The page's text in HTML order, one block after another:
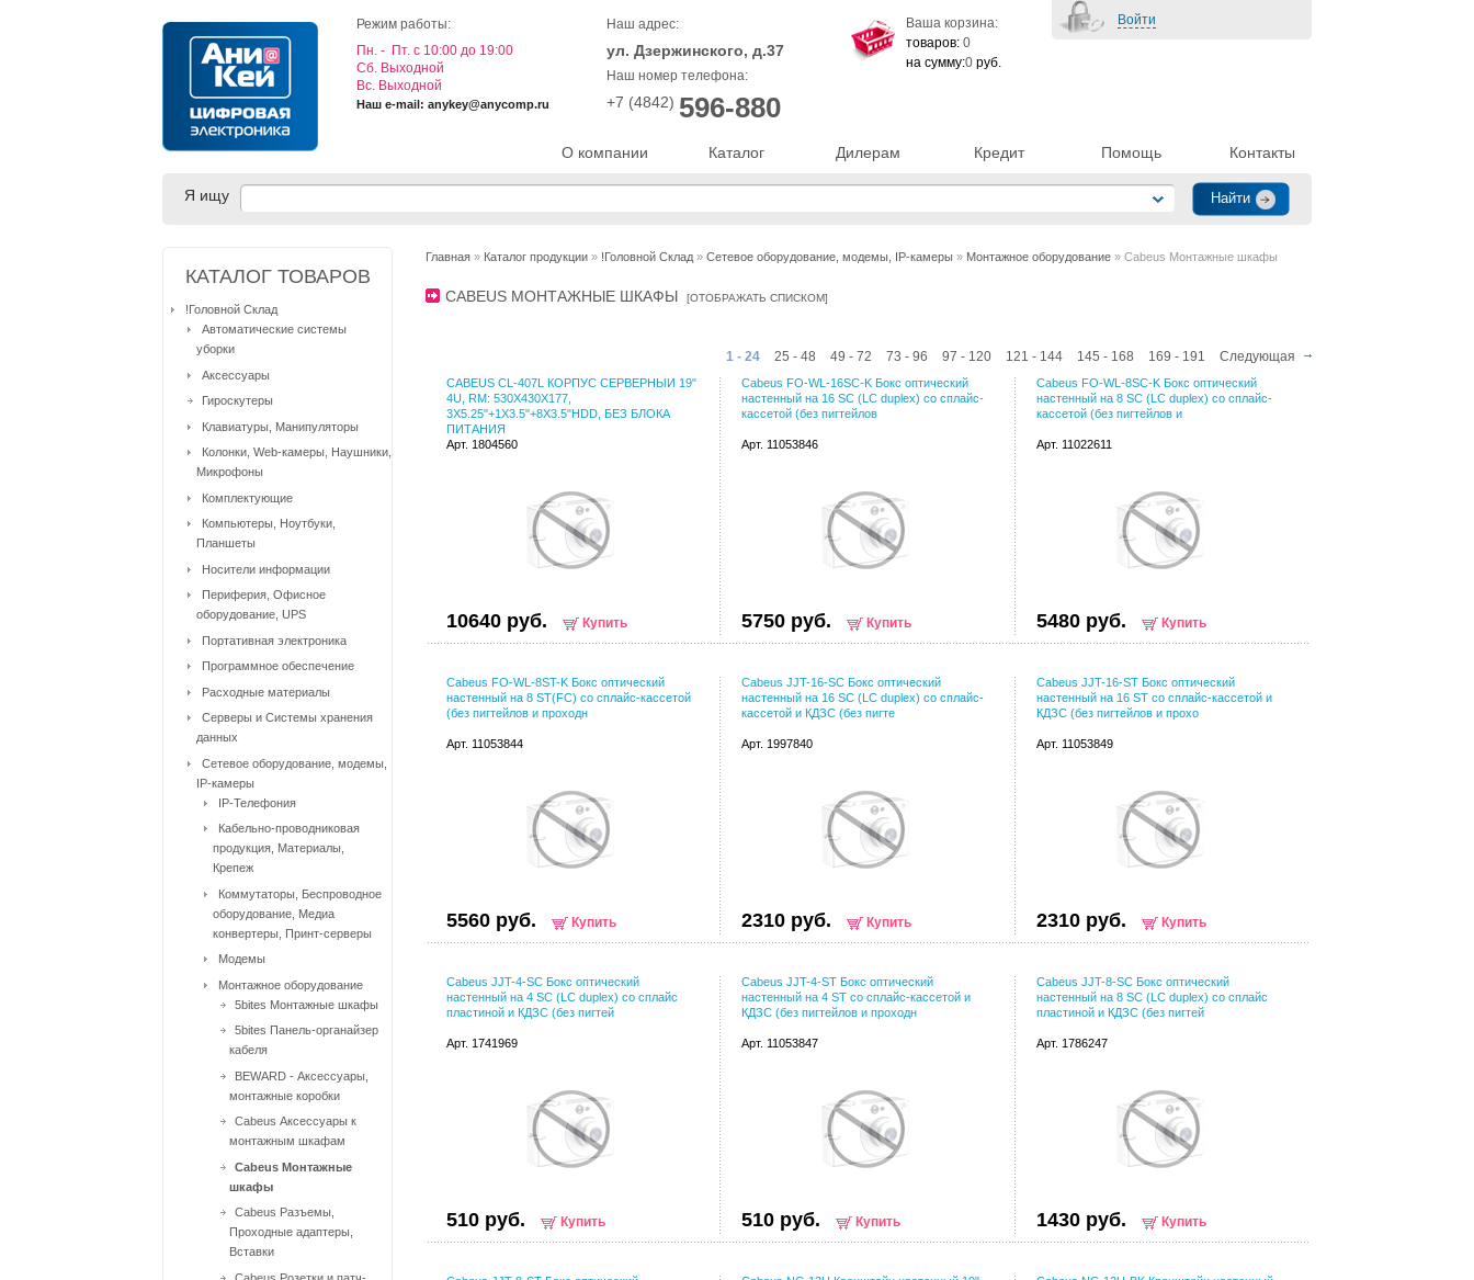
О компании Каталог Дилерам Кредит Помощь Контакты
Режим работы:
Пн. - Пт. с 10:00 до 19:00
Cб. Выходной
Вс. Выходной
Наш e-mail: anykey@anycomp.ru
Наш адрес:
ул. Дзержинского, д.37
Наш номер телефона:
+7 (4842) 596-880
Войти
Ваша корзина:
товаров: 0
на сумму:0 руб.
Я ищу
Главная » Каталог продукции » !Головной Склад » Сетевое оборудование, модемы, IP-камеры » Монтажное оборудование » Cabeus Монтажные шкафы
CABEUS МОНТАЖНЫЕ ШКАФЫ [ОТОБРАЖАТЬ СПИСКОМ]
1 - 24 25 - 48 49 - 72 73 - 96 97 - 120 121 - 144 145 - 168 169 - 191 Следующая
CABEUS CL-407L КОРПУС СЕРВЕРНЫЙ 19"
4U, RM: 530X430X177,
3X5.25"+1X3.5"+8X3.5"HDD, БЕЗ БЛОКА
ПИТАНИЯ
Арт. 1804560
10640 руб. Купить
Cabeus FO-WL-16SC-K Бокс оптический
настенный на 16 SC (LC duplex) со сплайс-
кассетой (без пигтейлов
Арт. 11053846
5750 руб. Купить
Cabeus FO-WL-8SC-K Бокс оптический
настенный на 8 SC (LC duplex) со сплайс-
кассетой (без пигтейлов и
Арт. 11022611
5480 руб. Купить
Cabeus FO-WL-8ST-K Бокс оптический
настенный на 8 ST(FC) со сплайс-кассетой
(без пигтейлов и проходн
Арт. 11053844
5560 руб. Купить
Cabeus JJT-16-SC Бокс оптический
настенный на 16 SC (LC duplex) со сплайс-
кассетой и КДЗС (без пигте
Арт. 1997840
2310 руб. Купить
Cabeus JJT-16-ST Бокс оптический
настенный на 16 ST со сплайс-кассетой и
КДЗС (без пигтейлов и прохо
Арт. 11053849
2310 руб. Купить
Cabeus JJT-4-SC Бокс оптический
настенный на 4 SC (LC duplex) со сплайс
пластиной и КДЗС (без пигтей
Арт. 1741969
510 руб. Купить
Cabeus JJT-4-ST Бокс оптический
настенный на 4 ST со сплайс-кассетой и
КДЗС (без пигтейлов и проходн
Арт. 11053847
510 руб. Купить
Cabeus JJT-8-SC Бокс оптический
настенный на 8 SC (LC duplex) со сплайс
пластиной и КДЗС (без пигтей
Арт. 1786247
1430 руб. Купить
КАТАЛОГ ТОВАРОВ
!Головной Склад
Автоматические системы
уборки
Аксессуары
Гироскутеры
Клавиатуры, Манипуляторы
Колонки, Web-камеры, Наушники,
Микрофоны
Комплектующие
Компьютеры, Ноутбуки,
Планшеты
Носители информации
Периферия, Офисное
оборудование, UPS
Портативная электроника
Программное обеспечение
Расходные материалы
Серверы и Системы хранения
данных
Сетевое оборудование, модемы,
IP-камеры
IP-Телефония
Кабельно-проводниковая
продукция, Материалы,
Крепеж
Коммутаторы, Беспроводное
оборудование, Медиа
конвертеры, Принт-серверы
Модемы
Монтажное оборудование
5bites Монтажные шкафы
5bites Панель-органайзер
кабеля
BEWARD - Аксессуары,
монтажные коробки
Cabeus Аксессуары к
монтажным шкафам
Cabeus Монтажные
шкафы
Cabeus Разъемы,
Проходные адаптеры,
Вставки
Cabeus Розетки и патч-